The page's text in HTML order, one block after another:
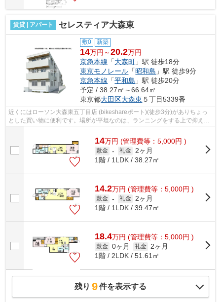
賃貸 | アパート セレスティア大森東
敷0 新築
14万円～20.2万円
京急本線 「大森町 」駅 徒歩18分
東京モノレール 「昭和島 」駅 徒歩9分
京急本線 「平和島 」駅 徒歩20分
予定 / 38.27㎡～66.64㎡
東京都大田区大森東 ５丁目5339番
近くにはローソン大森東五丁目店 (bikeshareポート)(徒歩3分)がありちょっ
とした買い物に便利です。場所が平坦なのは、ランニングをする上で抑えた
14万円 (管理費等：5,000円 )
敷金 - 礼金
2ヶ月
1階 / 1LDK / 38.27㎡
14.2万円 (管理費等：5,000円 )
敷金 - 礼金
2ヶ月
1階 / 1LDK / 39.47㎡
18.4万円 (管理費等：5,000円 )
敷金 0ヶ月 礼金
2ヶ月
1階 / 2LDK / 51.61㎡
残り 9件を表示する